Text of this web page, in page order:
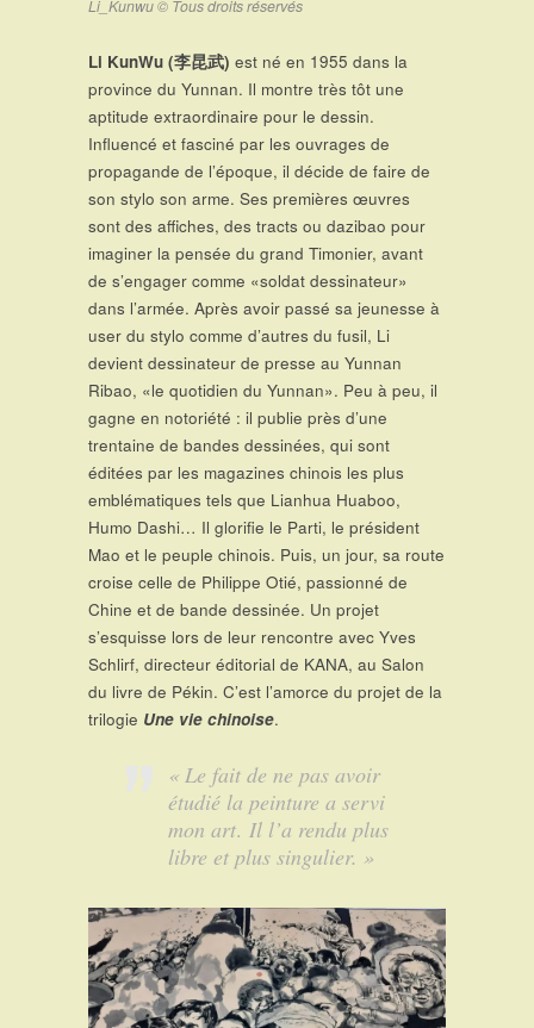
Li_Kunwu © Tous droits réservés
Li KunWu (李昆武) est né en 1955 dans la
province du Yunnan. Il montre très tôt une
aptitude extraordinaire pour le dessin.
Influencé et fasciné par les ouvrages de
propagande de l’époque, il décide de faire de
son stylo son arme. Ses premières œuvres
sont des affiches, des tracts ou dazibao pour
imaginer la pensée du grand Timonier, avant
de s’engager comme «soldat dessinateur»
dans l’armée. Après avoir passé sa jeunesse à
user du stylo comme d’autres du fusil, Li
devient dessinateur de presse au Yunnan
Ribao, «le quotidien du Yunnan». Peu à peu, il
gagne en notoriété : il publie près d’une
trentaine de bandes dessinées, qui sont
éditées par les magazines chinois les plus
emblématiques tels que Lianhua Huaboo,
Humo Dashi… Il glorifie le Parti, le président
Mao et le peuple chinois. Puis, un jour, sa route
croise celle de Philippe Otié, passionné de
Chine et de bande dessinée. Un projet
s’esquisse lors de leur rencontre avec Yves
Schlirf, directeur éditorial de KANA, au Salon
du livre de Pékin. C’est l’amorce du projet de la
trilogie Une vie chinoise.
« Le fait de ne pas avoir
étudié la peinture a servi
mon art. Il l’a rendu plus
libre et plus singulier. »